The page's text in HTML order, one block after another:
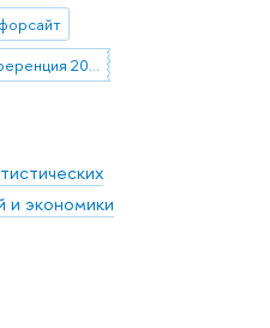
форсайт
Ясинская конференция 2025
и экономики